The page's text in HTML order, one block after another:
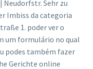
Sehr zu
Imbiss da categoria
1. poder ver o
um formulário no qual
podes também fazer
Gerichte online